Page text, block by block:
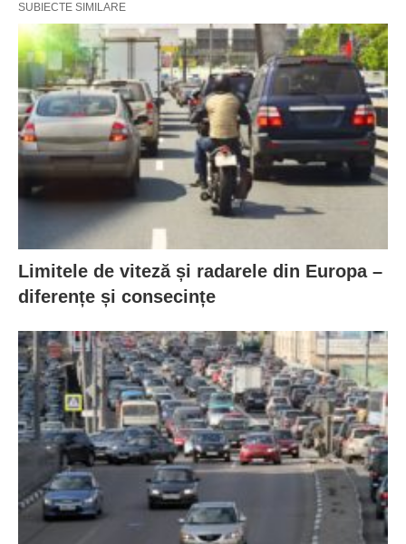
SUBIECTE SIMILARE
Limitele de viteză și radarele din Europa –
diferențe și consecințe